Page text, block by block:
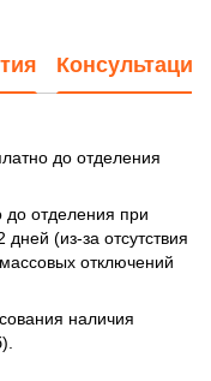
Консультация
до отделения
до отделения при
(из-за отсутствия
отключений
наличия